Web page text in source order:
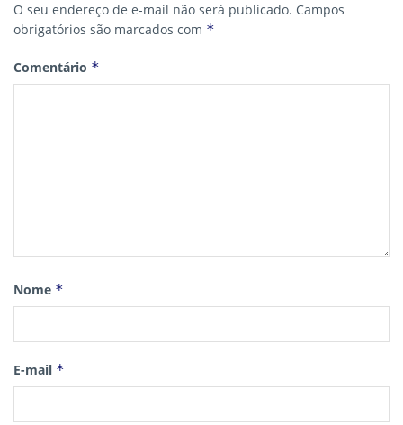
O seu endereço de e-mail não será publicado. Campos
obrigatórios são marcados com *
Comentário *
Nome *
E-mail *